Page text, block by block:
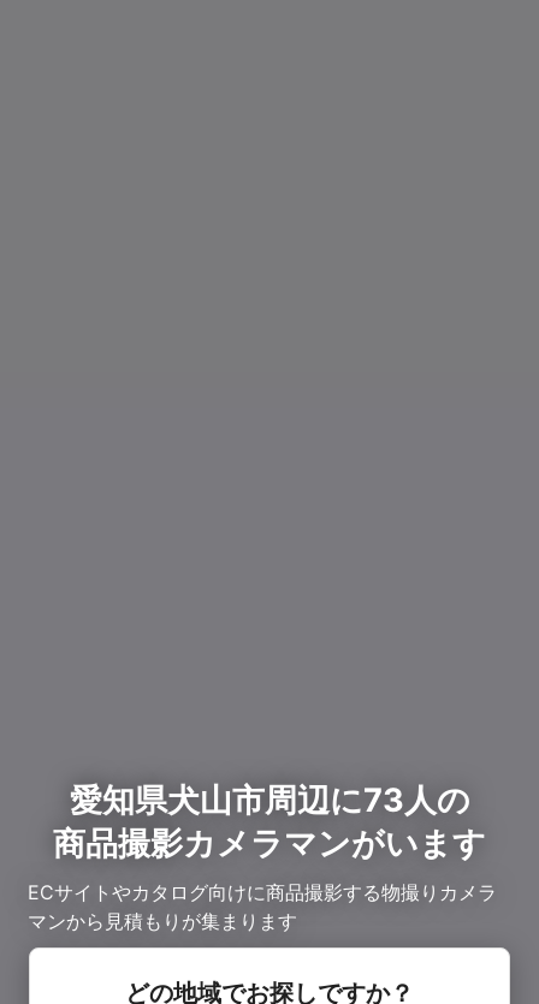
愛知県犬山市周辺に73人の
商品撮影カメラマンがいます
ECサイトやカタログ向けに商品撮影する物撮りカメラ
マンから見積もりが集まります
どの地域でお探しですか？